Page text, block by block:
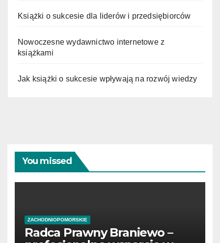
Książki o sukcesie dla liderów i przedsiębiorców
Nowoczesne wydawnictwo internetowe z
książkami
Jak książki o sukcesie wpływają na rozwój wiedzy
You missed
ZACHODNIOPOMORSKIE
Radca Prawny Braniewo –